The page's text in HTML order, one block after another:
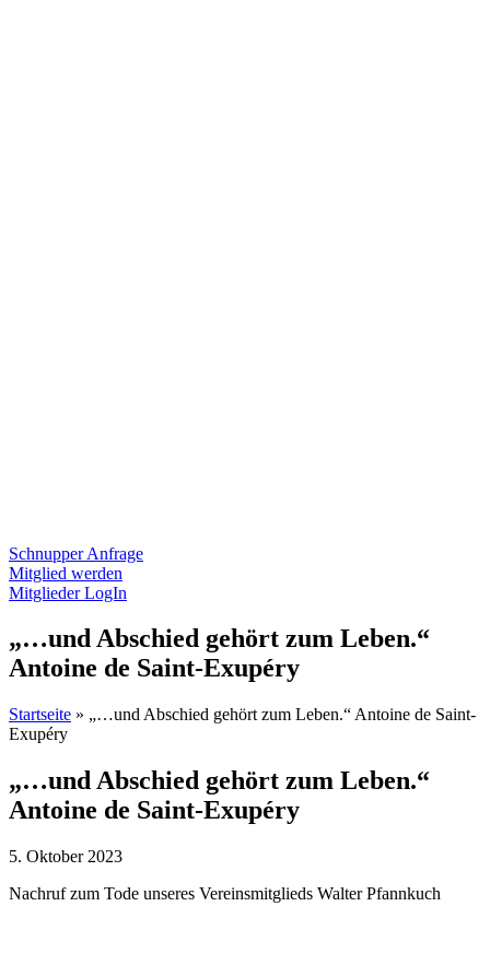
Schnupper Anfrage
Mitglied werden
Mitglieder LogIn
„…und Abschied gehört zum Leben.“
Antoine de Saint-Exupéry
Startseite » „…und Abschied gehört zum Leben.“ Antoine de Saint-
Exupéry
„…und Abschied gehört zum Leben.“
Antoine de Saint-Exupéry
5. Oktober 2023
Nachruf zum Tode unseres Vereinsmitglieds Walter Pfannkuch